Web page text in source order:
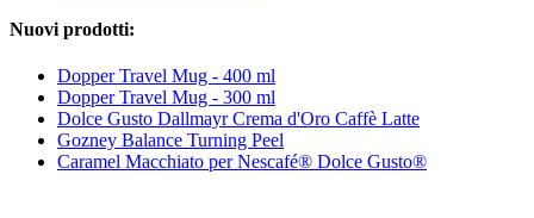
Nuovi prodotti:
Dopper Travel Mug - 400 ml
Dopper Travel Mug - 300 ml
Dolce Gusto Dallmayr Crema d'Oro Caffè Latte
Gozney Balance Turning Peel
Caramel Macchiato per Nescafé® Dolce Gusto®